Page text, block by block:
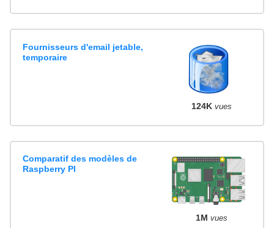
Fournisseurs d'email jetable,
temporaire
124K vues
Comparatif des modèles de
Raspberry PI
1M vues